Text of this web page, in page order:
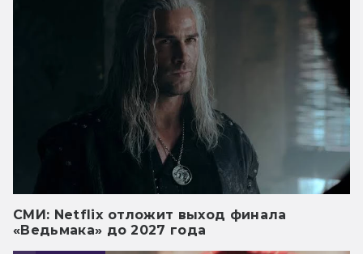
СМИ: Netflix отложит выход финала
«Ведьмака» до 2027 года